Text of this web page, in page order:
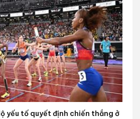
yếu tố quyết định chiến thắng ở